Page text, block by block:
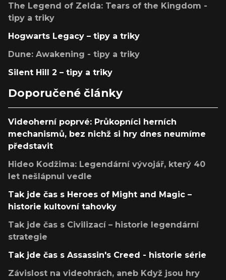
The Legend of Zelda: Tears of the Kingdom -
tipy a triky
Hogwarts Legacy – tipy a triky
Dune: Awakening - tipy a triky
Silent Hill 2 – tipy a triky
Doporučené články
Videoherní poprvé: Průkopníci herních
mechanismů, bez nichž si hry dnes neumíme
představit
Hideo Kodžima: Legendární vývojář, který 40
let nešlápnul vedle
Tak jde čas s Heroes of Might and Magic –
historie kultovní tahovky
Tak jde čas s Civilizací – historie legendární
strategie
Tak jde čas s Assassin's Creed - historie série
Závislost na videohrách, aneb Když jsou hry